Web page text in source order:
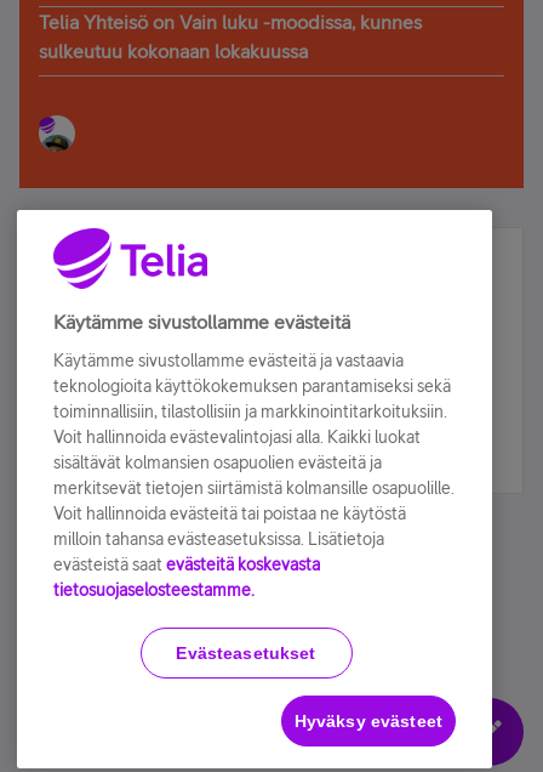
Telia Yhteisö on Vain luku -moodissa, kunnes
sulkeutuu kokonaan lokakuussa
Älä jää paitsi – osallistu ja voita!
Tilaa Telian uutiskirje ja olet mukana arvonnassa.
sähköpostiisi.
Tilaa nyt
Käyttöehdot Accessibility statement
Evästeasetukset
Käytämme sivustollamme evästeitä
Käytämme sivustollamme evästeitä ja vastaavia
teknologioita käyttökokemuksen parantamiseksi sekä
toiminnallisiin, tilastollisiin ja markkinointitarkoituksiin.
Voit hallinnoida evästevalintojasi alla. Kaikki luokat
sisältävät kolmansien osapuolien evästeitä ja
merkitsevät tietojen siirtämistä kolmansille osapuolille.
Voit hallinnoida evästeitä tai poistaa ne käytöstä
milloin tahansa evästeasetuksissa. Lisätietoja
evästeistä saat evästeitä koskevasta
tietosuojaselosteestamme.
Evästeasetukset
Hyväksy evästeet